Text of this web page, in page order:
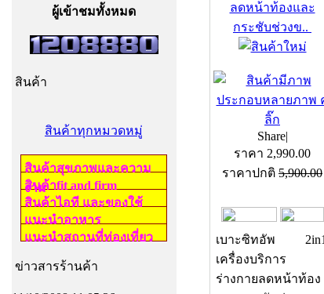
ผู้เข้าชมทั้งหมด
สินค้า
สินค้าทุกหมวดหมู่
สินค้าสุขภาพและความ
งาม
สินค้าfit and firm
สินค้าไอที และของใช้
แนะนำอาหาร
แนะนำสถานที่ท่องเที่ยว
ข่าวสารร้านค้า
ลดหน้าท้องและ
กระชับช่วงข..
Share|
ราคา 2,990.00
ราคาปกติ 5,900.00
เบาะซิทอัพ 2in1
เครื่องบริการ
ร่างกายลดหน้าท้อง